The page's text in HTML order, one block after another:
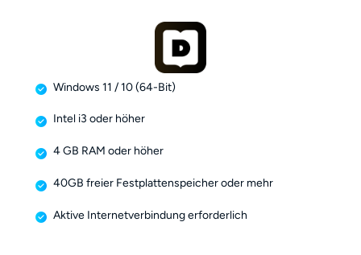
Windows 11 / 10 (64-Bit)
Intel i3 oder höher
4 GB RAM oder höher
40GB freier Festplattenspeicher oder mehr
Aktive Internetverbindung erforderlich